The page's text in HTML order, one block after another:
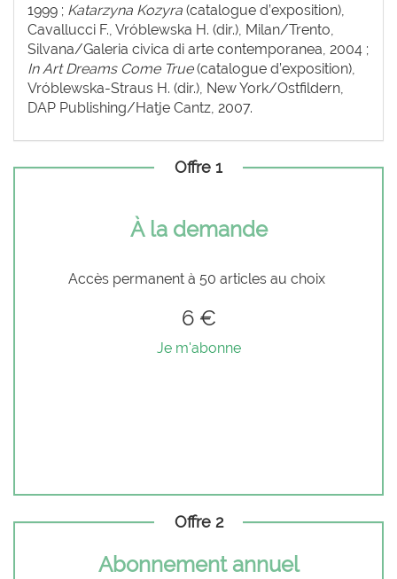
1999 ; Katarzyna Kozyra (catalogue d’exposition),
Cavallucci F., Vróblewska H. (dir.), Milan/Trento,
Silvana/Galeria civica di arte contemporanea, 2004 ;
In Art Dreams Come True(catalogue d’exposition),
Vróblewska-Straus H. (dir.), New York/Ostfildern,
DAP Publishing/Hatje Cantz, 2007.
Offre 1
À la demande
Accès permanent à 50 articles au choix
6 €
Je m'abonne
Offre 2
Abonnement annuel